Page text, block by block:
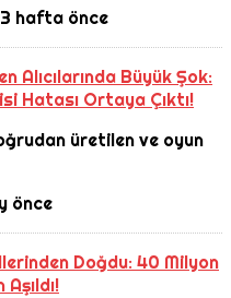
3 hafta önce
Alıcılarında Büyük Şok:
Hatası Ortaya Çıktı!
üretilen ve oyun
önce
Doğdu: 40 Milyon